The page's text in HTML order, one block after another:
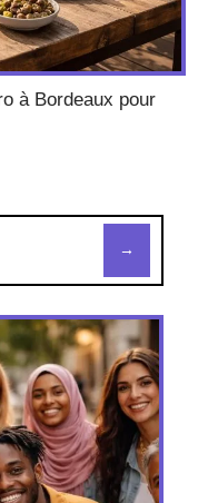
à Bordeaux pour